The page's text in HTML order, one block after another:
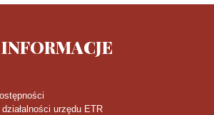
INFORMACJE
urzędu ETR